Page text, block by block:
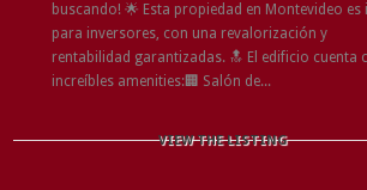
buscando! 🌟 Esta propiedad en Montevideo es
para inversores, con una revalorización y
rentabilidad garantizadas. 🔝 El edificio cuenta
increíbles amenities:🏢 Salón de...
VIEW THE LISTING